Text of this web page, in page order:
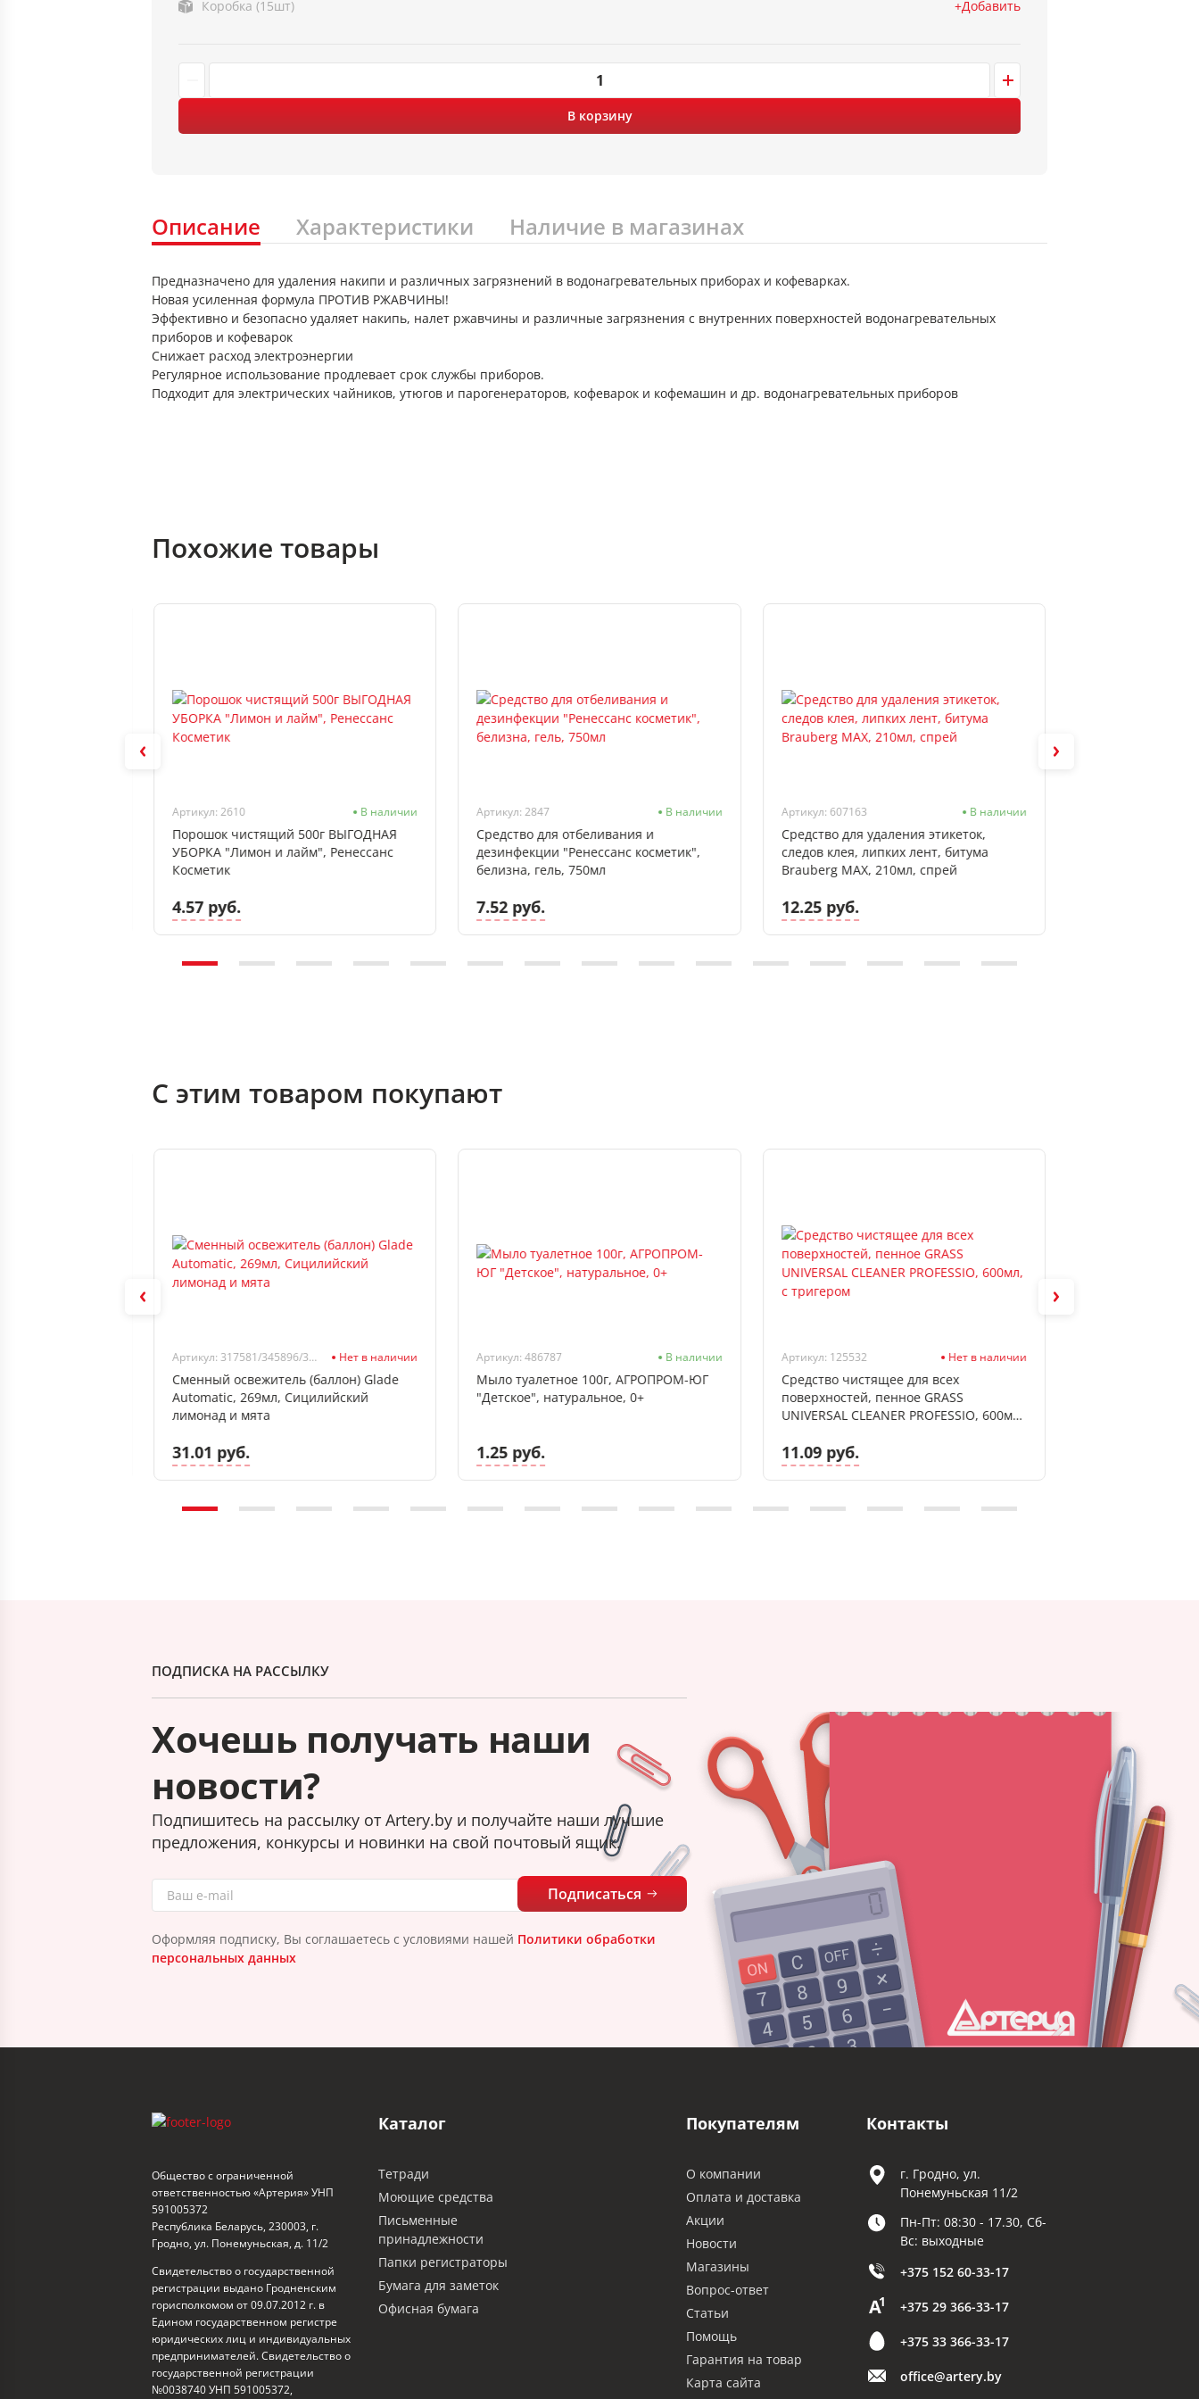
Коробка (15шт) Добавить
В корзину
Описание Характеристики Наличие в магазинах
Предназначено для удаления накипи и различных загрязнений в водонагревательных приборах и кофеварках.
Новая усиленная формула ПРОТИВ РЖАВЧИНЫ!
Эффективно и безопасно удаляет накипь, налет ржавчины и различные загрязнения с внутренних поверхностей водонагревательных
приборов и кофеварок
Снижает расход электроэнергии
Регулярное использование продлевает срок службы приборов.
Подходит для электрических чайников, утюгов и парогенераторов, кофеварок и кофемашин и др. водонагревательных приборов
Похожие товары
Артикул: 2610 В наличии
Порошок чистящий 500г ВЫГОДНАЯ
УБОРКА "Лимон и лайм", Ренессанс
Косметик
4.57 руб.
Артикул: 2847 В наличии
Средство для отбеливания и
дезинфекции "Ренессанс косметик",
белизна, гель, 750мл
7.52 руб.
Артикул: 607163 В наличии
Средство для удаления этикеток,
следов клея, липких лент, битума
Brauberg MAX, 210мл, спрей
12.25 руб.
С этим товаром покупают
Артикул: 317581/345896/356749/864982 Нет в наличии
Сменный освежитель (баллон) Glade
Automatic, 269мл, Сицилийский
лимонад и мята
31.01 руб.
Артикул: 486787 В наличии
Мыло туалетное 100г, АГРОПРОМ-ЮГ
"Детское", натуральное, 0+
1.25 руб.
Артикул: 125532 Нет в наличии
Средство чистящее для всех
поверхностей, пенное GRASS
UNIVERSAL CLEANER PROFESSIO, 600мл,
11.09 руб.
ПОДПИСКА НА РАССЫЛКУ
Хочешь получать наши
новости?
Подпишитесь на рассылку от Artery.by и получайте наши лучшие
предложения, конкурсы и новинки на свой почтовый ящик.
Подписаться
Оформляя подписку, Вы соглашаетесь с условиями нашей Политики обработки
персональных данных
Общество с ограниченной
ответственностью «Артерия» УНП
591005372
Республика Беларусь, 230003, г.
Гродно, ул. Понемуньская, д. 11/2
Свидетельство о государственной
регистрации выдано Гродненским
горисполкомом от 09.07.2012 г. в
Едином государственном регистре
юридических лиц и индивидуальных
предпринимателей. Свидетельство о
государственной регистрации
№0038740 УНП 591005372,
Каталог
Тетради
Моющие средства
Письменные
принадлежности
Папки регистраторы
Бумага для заметок
Офисная бумага
Покупателям
О компании
Оплата и доставка
Акции
Новости
Магазины
Вопрос-ответ
Статьи
Помощь
Гарантия на товар
Карта сайта
Контакты
г. Гродно, ул.
Понемуньская 11/2
Пн-Пт: 08:30 - 17.30, Сб-
Вс: выходные
+375 152 60-33-17
+375 29 366-33-17
+375 33 366-33-17
office@artery.by